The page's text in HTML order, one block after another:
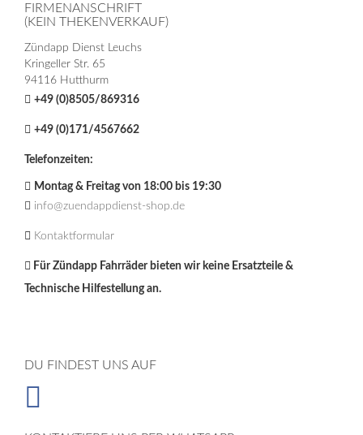
FIRMENANSCHRIFT
(KEIN THEKENVERKAUF)
Zündapp Dienst Leuchs
Kringeller Str. 65
94116 Hutthurm
+49 (0)8505/869316
+49 (0)171/4567662
Telefonzeiten:
Montag & Freitag von 18:00 bis 19:30
info@zuendappdienst-shop.de
Kontaktformular
Für Zündapp Fahrräder bieten wir keine Ersatzteile &
Technische Hilfestellung an.
DU FINDEST UNS AUF